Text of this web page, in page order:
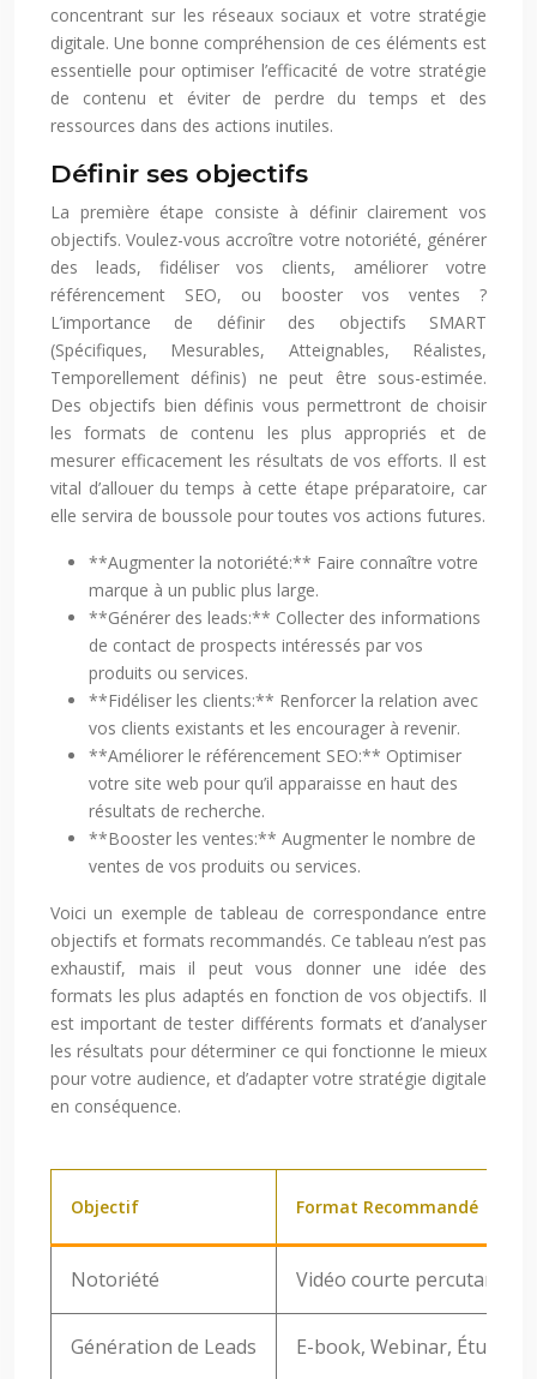
concentrant sur les réseaux sociaux et votre stratégie
digitale. Une bonne compréhension de ces éléments est
essentielle pour optimiser l’efficacité de votre stratégie
de contenu et éviter de perdre du temps et des
ressources dans des actions inutiles.
Définir ses objectifs
La première étape consiste à définir clairement vos
objectifs. Voulez-vous accroître votre notoriété, générer
des leads, fidéliser vos clients, améliorer votre
référencement SEO, ou booster vos ventes ?
L’importance de définir des objectifs SMART
(Spécifiques, Mesurables, Atteignables, Réalistes,
Temporellement définis) ne peut être sous-estimée.
Des objectifs bien définis vous permettront de choisir
les formats de contenu les plus appropriés et de
mesurer efficacement les résultats de vos efforts. Il est
vital d’allouer du temps à cette étape préparatoire, car
elle servira de boussole pour toutes vos actions futures.
**Augmenter la notoriété:** Faire connaître votre
marque à un public plus large.
**Générer des leads:** Collecter des informations
de contact de prospects intéressés par vos
produits ou services.
**Fidéliser les clients:** Renforcer la relation avec
vos clients existants et les encourager à revenir.
**Améliorer le référencement SEO:** Optimiser
votre site web pour qu’il apparaisse en haut des
résultats de recherche.
**Booster les ventes:** Augmenter le nombre de
ventes de vos produits ou services.
Voici un exemple de tableau de correspondance entre
objectifs et formats recommandés. Ce tableau n’est pas
exhaustif, mais il peut vous donner une idée des
formats les plus adaptés en fonction de vos objectifs. Il
est important de tester différents formats et d’analyser
les résultats pour déterminer ce qui fonctionne le mieux
pour votre audience, et d’adapter votre stratégie digitale
en conséquence.
Objectif Format Recommandé
Notoriété Vidéo courte percutante,
Génération de Leads E-book, Webinar, Étude